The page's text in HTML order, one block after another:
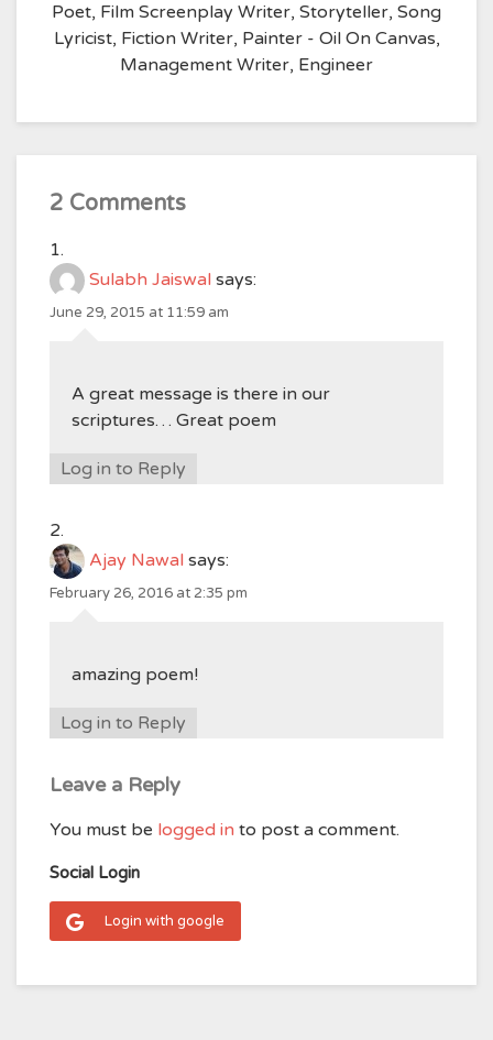
Poet, Film Screenplay Writer, Storyteller, Song
Lyricist, Fiction Writer, Painter - Oil On Canvas,
Management Writer, Engineer
2 Comments
Sulabh Jaiswal says:
June 29, 2015 at 11:59 am
A great message is there in our
scriptures… Great poem
Log in to Reply
Ajay Nawal says:
February 26, 2016 at 2:35 pm
amazing poem!
Log in to Reply
Leave a Reply
You must be logged in to post a comment.
Social Login
Login with google